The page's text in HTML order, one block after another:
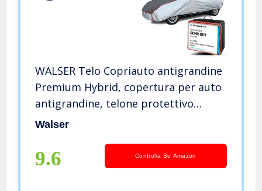
WALSER Telo Copriauto antigrandine
Premium Hybrid, copertura per auto
antigrandine, telone protettivo
idrorepellente, Copriauto traspirante
Walser
9.6 Controlla Su Amazon